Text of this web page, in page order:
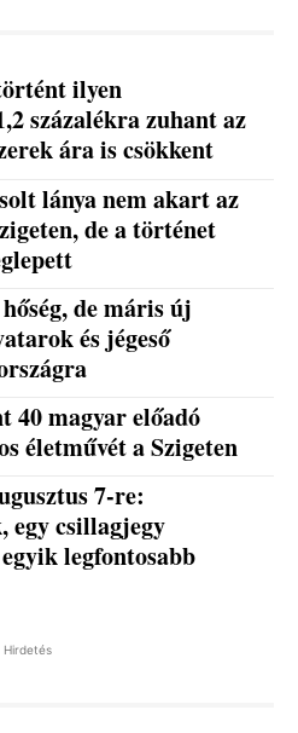
ilyen
százalékra zuhant az
ára is csökkent
lánya nem akart az
de a történet
de máris új
és jégeső
40 magyar előadó
életművét a Szigeten
7-re:
egy csillagjegy
legfontosabb
Hirdetés